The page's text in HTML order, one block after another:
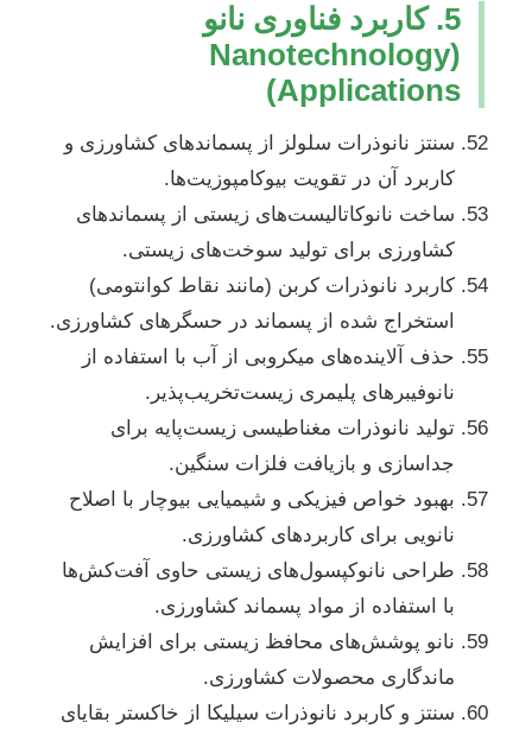
5. کاربرد فناوری نانو
(Nanotechnology
Applications)
سنتز نانوذرات سلولز از پسماندهای کشاورزی و
کاربرد آن در تقویت بیوکامپوزیت‌ها.
ساخت نانوکاتالیست‌های زیستی از پسماندهای
کشاورزی برای تولید سوخت‌های زیستی.
کاربرد نانوذرات کربن (مانند نقاط کوانتومی)
استخراج شده از پسماند در حسگرهای کشاورزی.
حذف آلاینده‌های میکروبی از آب با استفاده از
نانوفیبرهای پلیمری زیست‌تخریب‌پذیر.
تولید نانوذرات مغناطیسی زیست‌پایه برای
جداسازی و بازیافت فلزات سنگین.
بهبود خواص فیزیکی و شیمیایی بیوچار با اصلاح
نانویی برای کاربردهای کشاورزی.
طراحی نانوکپسول‌های زیستی حاوی آفت‌کش‌ها
با استفاده از مواد پسماند کشاورزی.
نانو پوشش‌های محافظ زیستی برای افزایش
ماندگاری محصولات کشاورزی.
سنتز و کاربرد نانوذرات سیلیکا از خاکستر بقایای